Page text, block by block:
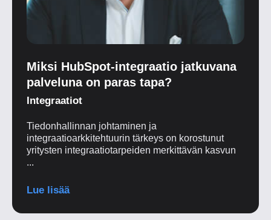
Miksi HubSpot-integraatio jatkuvana
palveluna on paras tapa?
Integraatiot
Tiedonhallinnan johtaminen ja
integraatioarkkitehtuurin tärkeys on korostunut
yritysten integraatiotarpeiden merkittävän kasvun
...
Lue lisää